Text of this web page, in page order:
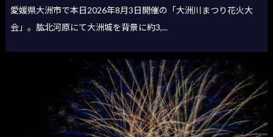
愛媛県大洲市で本日2026年8月3日開催の「大洲川まつり花火大
会」。肱北河原にて大洲城を背景に約3,...